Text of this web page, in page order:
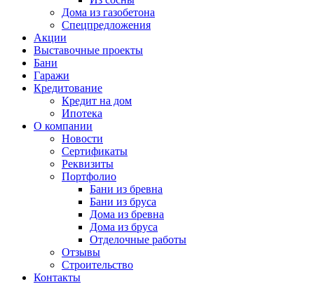
Дома из газобетона
Спецпредложения
Акции
Выставочные проекты
Бани
Гаражи
Кредитование
Кредит на дом
Ипотека
О компании
Новости
Сертификаты
Реквизиты
Портфолио
Бани из бревна
Бани из бруса
Дома из бревна
Дома из бруса
Отделочные работы
Отзывы
Строительство
Контакты